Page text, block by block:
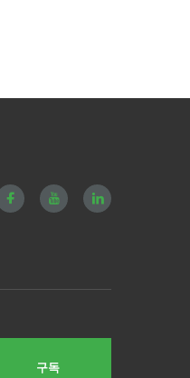
구독